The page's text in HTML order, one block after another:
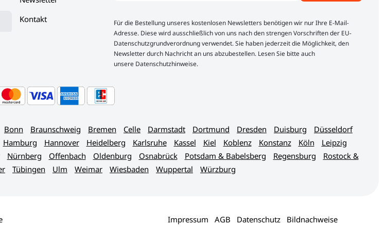
Kontakt
Für die Bestellung unseres kostenlosen Newsletters benötigen wir nur Ihre E-Mail-
Adresse. Diese wird ausschließlich von uns nach den strengen Vorschriften der EU-
Datenschutzgrundverordnung verwendet. Sie haben jederzeit die Möglichkeit, den
Newsletter durch Nachricht an uns abzubestellen. Lesen Sie bitte auch
unsere Datenschutzhinweise.
Bonn Braunschweig Bremen Celle Darmstadt Dortmund Dresden Duisburg
Düsseldorf
Hamburg Hannover Heidelberg Karlsruhe Kassel Kiel Koblenz Konstanz Köln
Leipzig
Nürnberg Offenbach Oldenburg Osnabrück Potsdam & Babelsberg Regensburg
Rostock &
Tübingen Ulm Weimar Wiesbaden Wuppertal Würzburg
Impressum AGB Datenschutz Bildnachweise